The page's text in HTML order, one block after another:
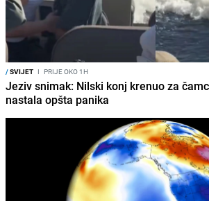
/SVIJET I PRIJE OKO 1H
Jeziv snimak: Nilski konj krenuo za
nastala opšta panika